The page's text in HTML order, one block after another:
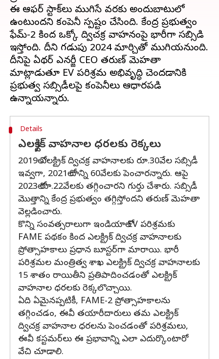
ఈ ఆఫర్ స్టాక్‌లు ముగిసే వరకు అందుబాటులో
ఉంటుందని కంపెనీ స్పష్టం చేసింది. కేంద్ర ప్రభుత్వం
ఫేమ్-2 కింద ఒక్కో ద్విచక్ర వాహనంపై భారీగా సబ్సిడి
ఇస్తోంది. దీని గడుపు 2024 మార్చితో ముగియనుంది.
దీనిపై ఏథర్ ఎనర్జీ CEO తరుణ్ మెహతా
మాట్లాడుతూ EV పరిశ్రమ అభివృద్ధి చెందడానికి
ప్రభుత్వ సబ్సిడీలపై కంపెనీలు ఆధారపడి
Details
ఎలక్ట్రిక్ వాహనాల ధరలకు రెక్కలు
2019లో ఎలక్ట్రిక్ ద్విచక్ర వాహనాలకు రూ.30వేల సబ్సిడీ
ఇవ్వగా, 2021లో దాన్ని 60వేలకు పెంచారన్నారు. ఆపై
2023లో రూ.22వేలకు తగ్గించారని గుర్తు చేశారు. సబ్సిడీ
మొత్తాన్ని కేంద్ర ప్రభుత్వం తగ్గిస్తోందని తరుణ్ మెహతా
వెల్లడించారు.
కొన్ని సంవత్సరాలుగా ఇండియాలో EV పరిశ్రమకు
FAME పథకం కింద ఎలక్ట్రిక్ ద్విచక్ర వాహనాలకు
ప్రోత్సాహకాలు ప్రధాన బూస్టర్‌గా మారాయి. భారీ
పరిశ్రమల మంత్రిత్వ శాఖ ఎలక్ట్రిక్ ద్విచక్ర వాహనాలకు
15 శాతం రాయితీని ప్రతిపాదించడంతో ఎలక్ట్రిక్
వాహనాల ధరలకు రెక్కలొచ్చాయి.
ఏది ఏమైనప్పటికీ, FAME-2 ప్రోత్సాహకాలను
తగ్గించడం, ఈవీ తయారీదారులు తమ ఎలక్ట్రిక్
ద్విచక్ర వాహనాల ధరలను పెంచడంతో పరిశ్రమలు,
ఈవీ కస్టమర్‌లు ఈ ప్రభావాన్ని ఎలా ఎదుర్కొంటారో
వేచి చూడాలి.